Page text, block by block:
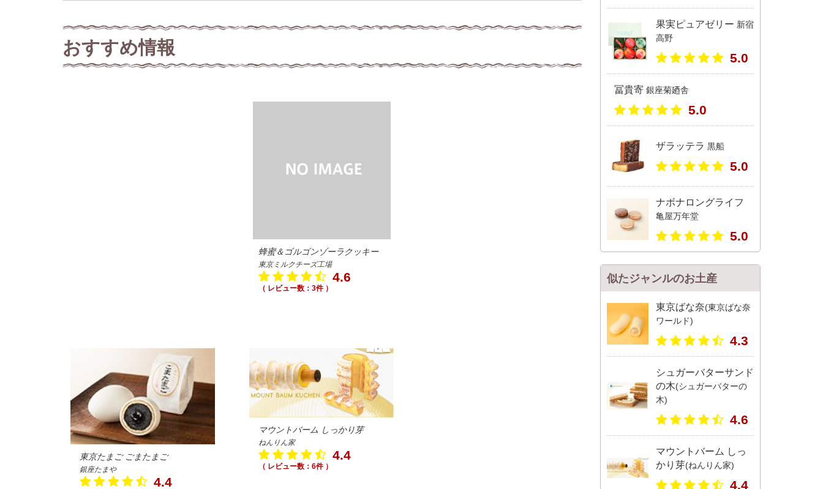
おすすめ情報
蜂蜜＆ゴルゴンゾーラクッキー
東京ミルクチーズ工場
4.6
（ レビュー数：3件 ）
東京たまご ごまたまご
銀座たまや
4.4
マウントバーム しっかり芽
ねんりん家
4.4
（ レビュー数：6件 ）
果実ピュアゼリー 新宿
高野
5.0
冨貴寄銀座菊廼舎
5.0
ザラッテラ 黒船
5.0
ナボナロングライフ
亀屋万年堂
5.0
似たジャンルのお土産
東京ばな奈(東京ばな奈
ワールド)
4.3
シュガーバターサンド
の木(シュガーバターの
木)
4.6
マウントバーム しっ
かり芽(ねんりん家)
4.4